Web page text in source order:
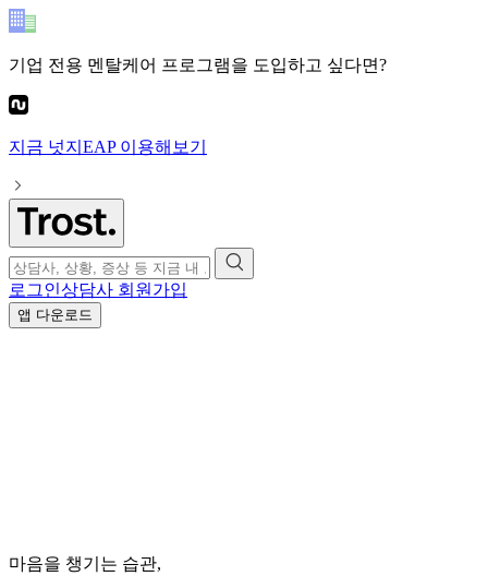
기업 전용 멘탈케어 프로그램을 도입하고 싶다면?
지금 넛지EAP이용해보기
로그인상담사 회원가입
앱 다운로드
마음을 챙기는 습관,